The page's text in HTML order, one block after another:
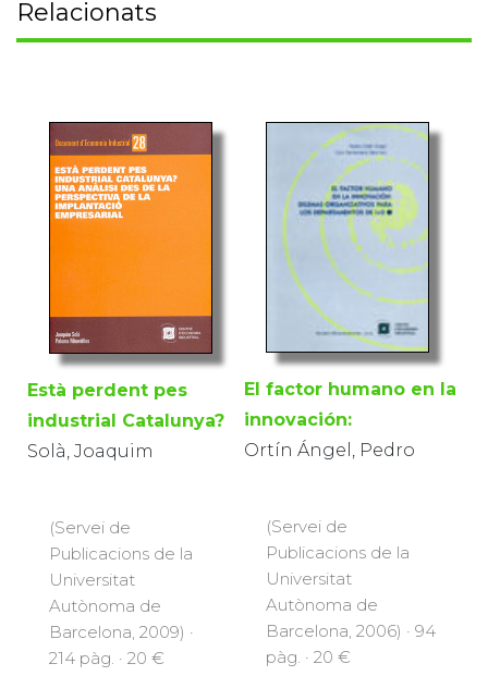
Relacionats
Està perdent pes
industrial Catalunya?
Solà, Joaquim
(Servei de
Publicacions de la
Universitat
Autònoma de
Barcelona, 2009) ·
214 pàg. · 20 €
El factor humano en la
innovación:
Ortín Ángel, Pedro
(Servei de
Publicacions de la
Universitat
Autònoma de
Barcelona, 2006) · 94
pàg. · 20 €